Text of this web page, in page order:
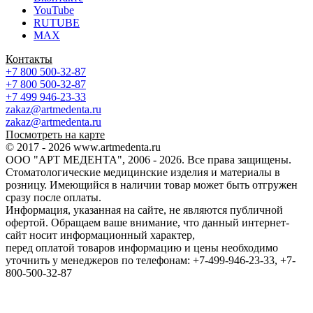
YouTube
RUTUBE
MAX
Контакты
+7 800 500-32-87
+7 800 500-32-87
+7 499 946-23-33
zakaz@artmedenta.ru
zakaz@artmedenta.ru
Посмотреть на карте
© 2017 - 2026 www.artmedenta.ru
ООО "АРТ МЕДЕНТА", 2006 - 2026. Все права защищены.
Стоматологические медицинские изделия и материалы в
розницу. Имеющийся в наличии товар может быть отгружен
сразу после оплаты.
Информация, указанная на сайте, не являются публичной
офертой. Обращаем ваше внимание, что данный интернет-
сайт носит информационный характер,
перед оплатой товаров информацию и цены необходимо
уточнить у менеджеров по телефонам: +7-499-946-23-33, +7-
800-500-32-87